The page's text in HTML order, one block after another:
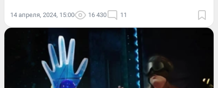
14 апреля, 2024, 15:00 16 430 11